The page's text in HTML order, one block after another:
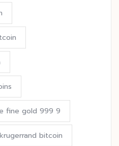
fine gold 999 9
krugerrand bitcoin